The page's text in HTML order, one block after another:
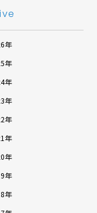
年
年
年
年
年
年
年
年
年